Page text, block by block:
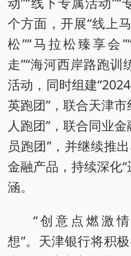
个方面，开展“线上
松”“马拉松臻享会
走”“海河西岸路跑训
活动，同时组建
英跑团”，联合天津
人跑团”，联合同业
员跑团”，并继续推
金融产品，持续深化
涵。
“创意点燃激
想”。天津银行将积